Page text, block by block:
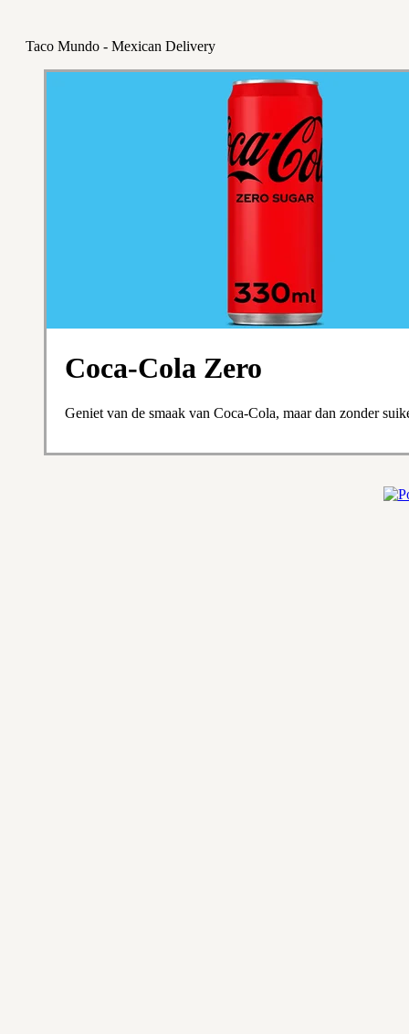
Taco Mundo - Mexican Delivery
Coca-Cola Zero
Geniet van de smaak van Coca-Cola, maar dan zonder